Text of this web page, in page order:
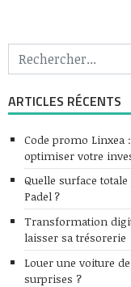
ARTICLES RÉCENTS
Code promo
optimiser votre
Quelle surface
Padel ?
Transformation
laisser sa trésorerie
Louer une voiture
surprises ?